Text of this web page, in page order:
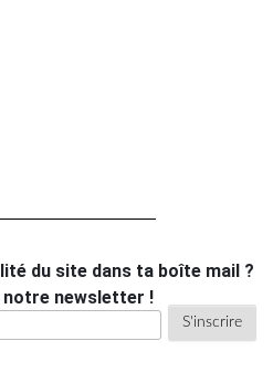
du site dans ta boîte mail ?
newsletter !